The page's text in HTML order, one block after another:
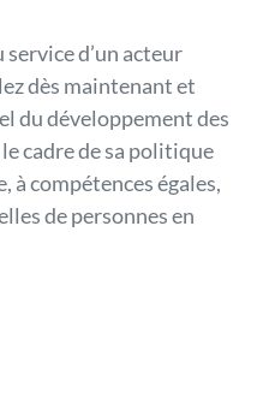
d’un acteur
dès maintenant et
du développement des
cadre de sa politique
compétences égales,
de personnes en